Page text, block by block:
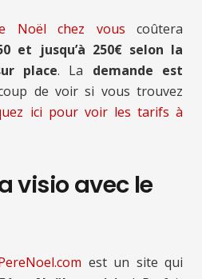
Noël chez vous coûtera
et jusqu’à 250€ selon la
place. La demande est
de voir si vous trouvez
ici pour voir les tarifs à
visio avec le
est un site qui